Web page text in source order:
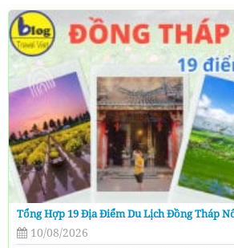
Tổng Hợp 19 Địa Điểm Du Lịch Đồng Tháp
10/08/2026